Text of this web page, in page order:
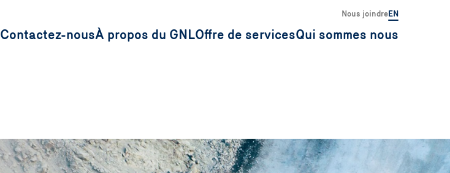
Nous joindreEN
Contactez-nousÀ propos du GNLOffre de servicesQui sommes nous